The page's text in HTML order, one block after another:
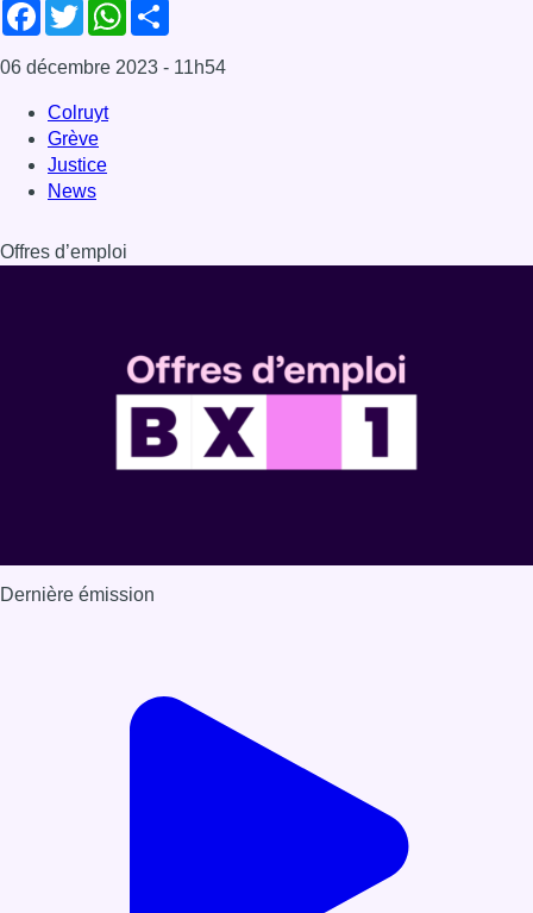
Facebook
TwitterWhatsApp
06 décembre 2023 - 11h54
Colruyt
Grève
Justice
News
Offres d’emploi
Dernière émission